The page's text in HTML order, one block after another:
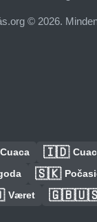
© 2026.
Cuaca 🇮🇩
🇸🇰
Været